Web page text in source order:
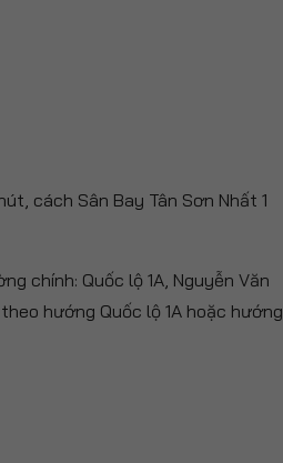
cách Sân Bay Tân Sơn Nhất 1
chính: Quốc lộ 1A, Nguyễn Văn
hướng Quốc lộ 1A hoặc hướng